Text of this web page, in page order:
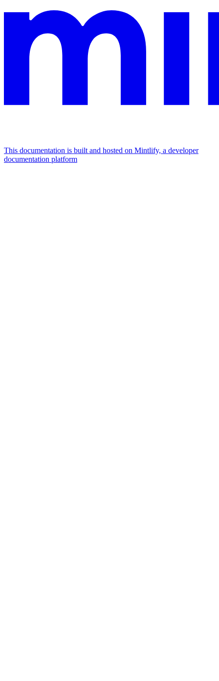
This documentation is built and hosted on Mintlify, a developer
documentation platform